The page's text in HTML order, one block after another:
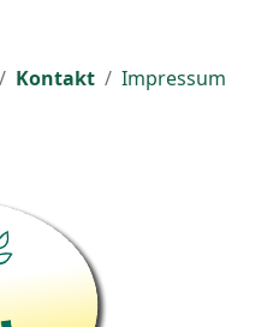
Kontakt Impressum